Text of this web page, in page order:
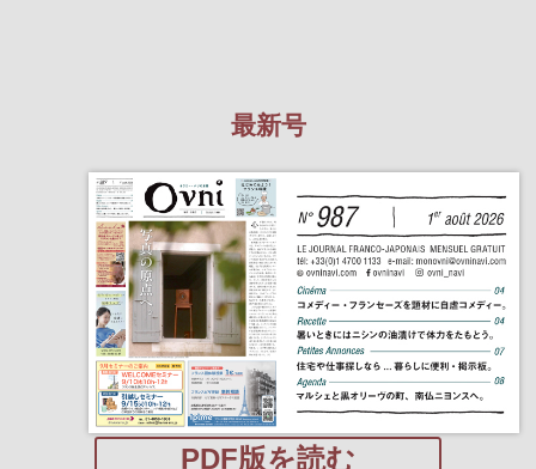
最新号
PDF版を読む